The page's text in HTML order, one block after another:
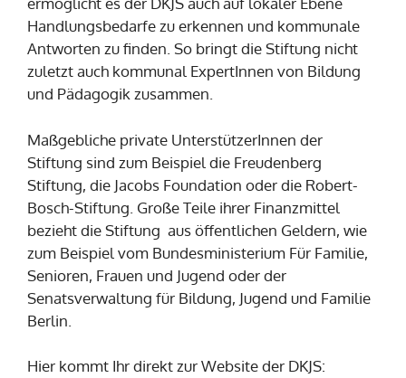
Handlungsbedarfe zu erkennen und kommunale
Antworten zu finden. So bringt die Stiftung nicht
zuletzt auch kommunal ExpertInnen von Bildung
und Pädagogik zusammen.
Maßgebliche private UnterstützerInnen der
Stiftung sind zum Beispiel die Freudenberg
Stiftung, die Jacobs Foundation oder die Robert-
Bosch-Stiftung. Große Teile ihrer Finanzmittel
bezieht die Stiftung aus öffentlichen Geldern, wie
zum Beispiel vom Bundesministerium Für Familie,
Senioren, Frauen und Jugend oder der
Senatsverwaltung für Bildung, Jugend und Familie
Berlin.
Hier kommt Ihr direkt zur Website der DKJS: